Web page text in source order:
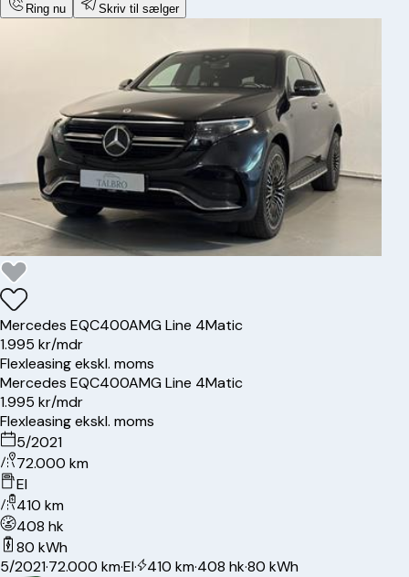
Ring nu Skriv til sælger
Mercedes EQC400AMG Line 4Matic
1.995 kr/mdr
Flexleasing ekskl. moms
Mercedes EQC400AMG Line 4Matic
1.995 kr/mdr
Flexleasing ekskl. moms
5/2021
72.000 km
El
410 km
408 hk
80 kWh
5/2021·72.000 km·El· 410 km·408 hk·80 kWh